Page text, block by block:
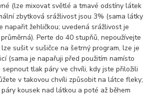
(lze mixovat světlé a tmavé odstíny látek
zbytková srážlivost jsou 3% (sama látky
napařit žehličkou; uvedená srážlivost je
Perte do 40 stupňů, nepoužívejte
sušit v sušičce na šetrný program, lze je
(sama je napařuji před použitím namísto
sepnout tlak páry ve chvíli, kdy jste přiložili
v takovou chvíli způsobit na látce fleky;
kousek nad látkou a poté až během